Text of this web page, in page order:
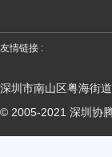
友情链接 :
深圳市南山区粤海街
© 2005-2021 深圳协